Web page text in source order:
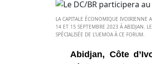
LA CAPITALE ÉCONOMIQUE IVOIRIENNE
14 ET 15 SEPTEMBRE 2023 À ABIDJAN.
SPÉCIALISÉE DE L'UEMOA À CE FORUM.
Abidjan, Côte